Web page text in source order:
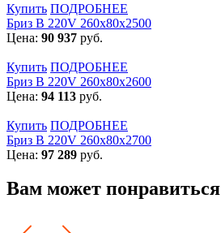
Купить ПОДРОБНЕЕ
Бриз В 220V 260x80x2500
Цена: 90 937 руб.
Купить ПОДРОБНЕЕ
Бриз В 220V 260x80x2600
Цена: 94 113 руб.
Купить ПОДРОБНЕЕ
Бриз В 220V 260x80x2700
Цена: 97 289 руб.
Вам может понравиться